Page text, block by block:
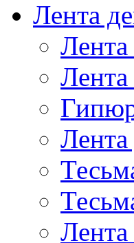
Лента
Лента
Лента